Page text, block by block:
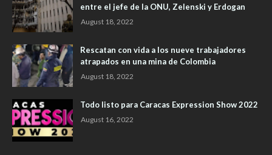
entre el jefe de la ONU, Zelenski y Erdogan
August 18, 2022
Rescatan con vida a los nueve trabajadores
atrapados en una mina de Colombia
August 18, 2022
Todo listo para Caracas Expression Show 2022
August 16, 2022